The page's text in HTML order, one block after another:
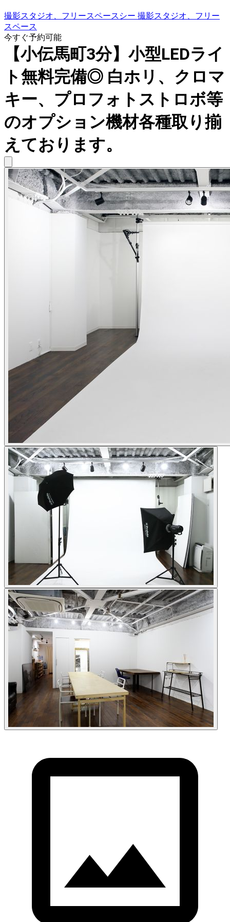
撮影スタジオ、フリースペースシー 撮影スタジオ、フリー
スペース
今すぐ予約可能
【小伝馬町3分】小型LEDライ
ト無料完備◎ 白ホリ、クロマ
キー、プロフォトストロボ等
のオプション機材各種取り揃
えております。